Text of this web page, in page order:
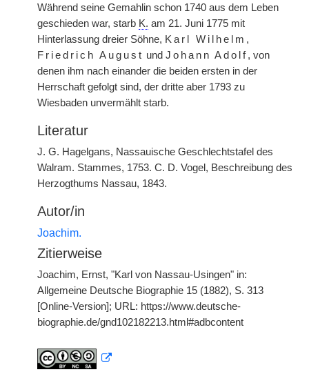
Während seine Gemahlin schon 1740 aus dem Leben
geschieden war, starb K. am 21. Juni 1775 mit
Hinterlassung dreier Söhne, Karl Wilhelm,
Friedrich August und Johann Adolf, von
denen ihm nach einander die beiden ersten in der
Herrschaft gefolgt sind, der dritte aber 1793 zu
Wiesbaden unvermählt starb.
Literatur
J. G. Hagelgans, Nassauische Geschlechtstafel des
Walram. Stammes, 1753. C. D. Vogel, Beschreibung des
Herzogthums Nassau, 1843.
Autor/in
Joachim.
Zitierweise
Joachim, Ernst, "Karl von Nassau-Usingen" in:
Allgemeine Deutsche Biographie 15 (1882), S. 313
[Online-Version]; URL: https://www.deutsche-
biographie.de/gnd102182213.html#adbcontent